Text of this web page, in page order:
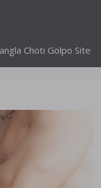
Choti Golpo Site